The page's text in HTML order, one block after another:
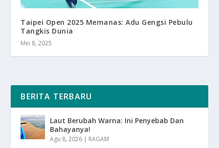
Taipei Open 2025 Memanas: Adu Gengsi Pebulu
Tangkis Dunia
Mei 8, 2025
BERITA TERBARU
Laut Berubah Warna: Ini Penyebab Dan
Bahayanya!
Agu 8, 2026 | RAGAM